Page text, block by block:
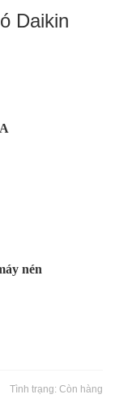
Daikin
nén
Tình trạng: Còn hàng